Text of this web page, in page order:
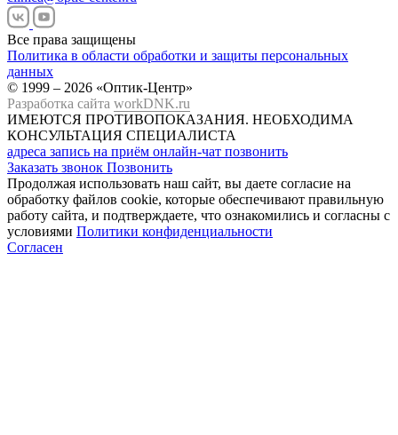
Все права защищены
Политика в области обработки и защиты персональных
данных
© 1999 – 2026 «Оптик-Центр»
Разработка сайта workDNK.ru
ИМЕЮТСЯ ПРОТИВОПОКАЗАНИЯ. НЕОБХОДИМА
КОНСУЛЬТАЦИЯ СПЕЦИАЛИСТА
адреса запись на приём онлайн-чат позвонить
Заказать звонок Позвонить
Продолжая использовать наш сайт, вы даете согласие на
обработку файлов cookie, которые обеспечивают правильную
работу сайта, и подтверждаете, что ознакомились и согласны с
условиями Политики конфиденциальности
Согласен